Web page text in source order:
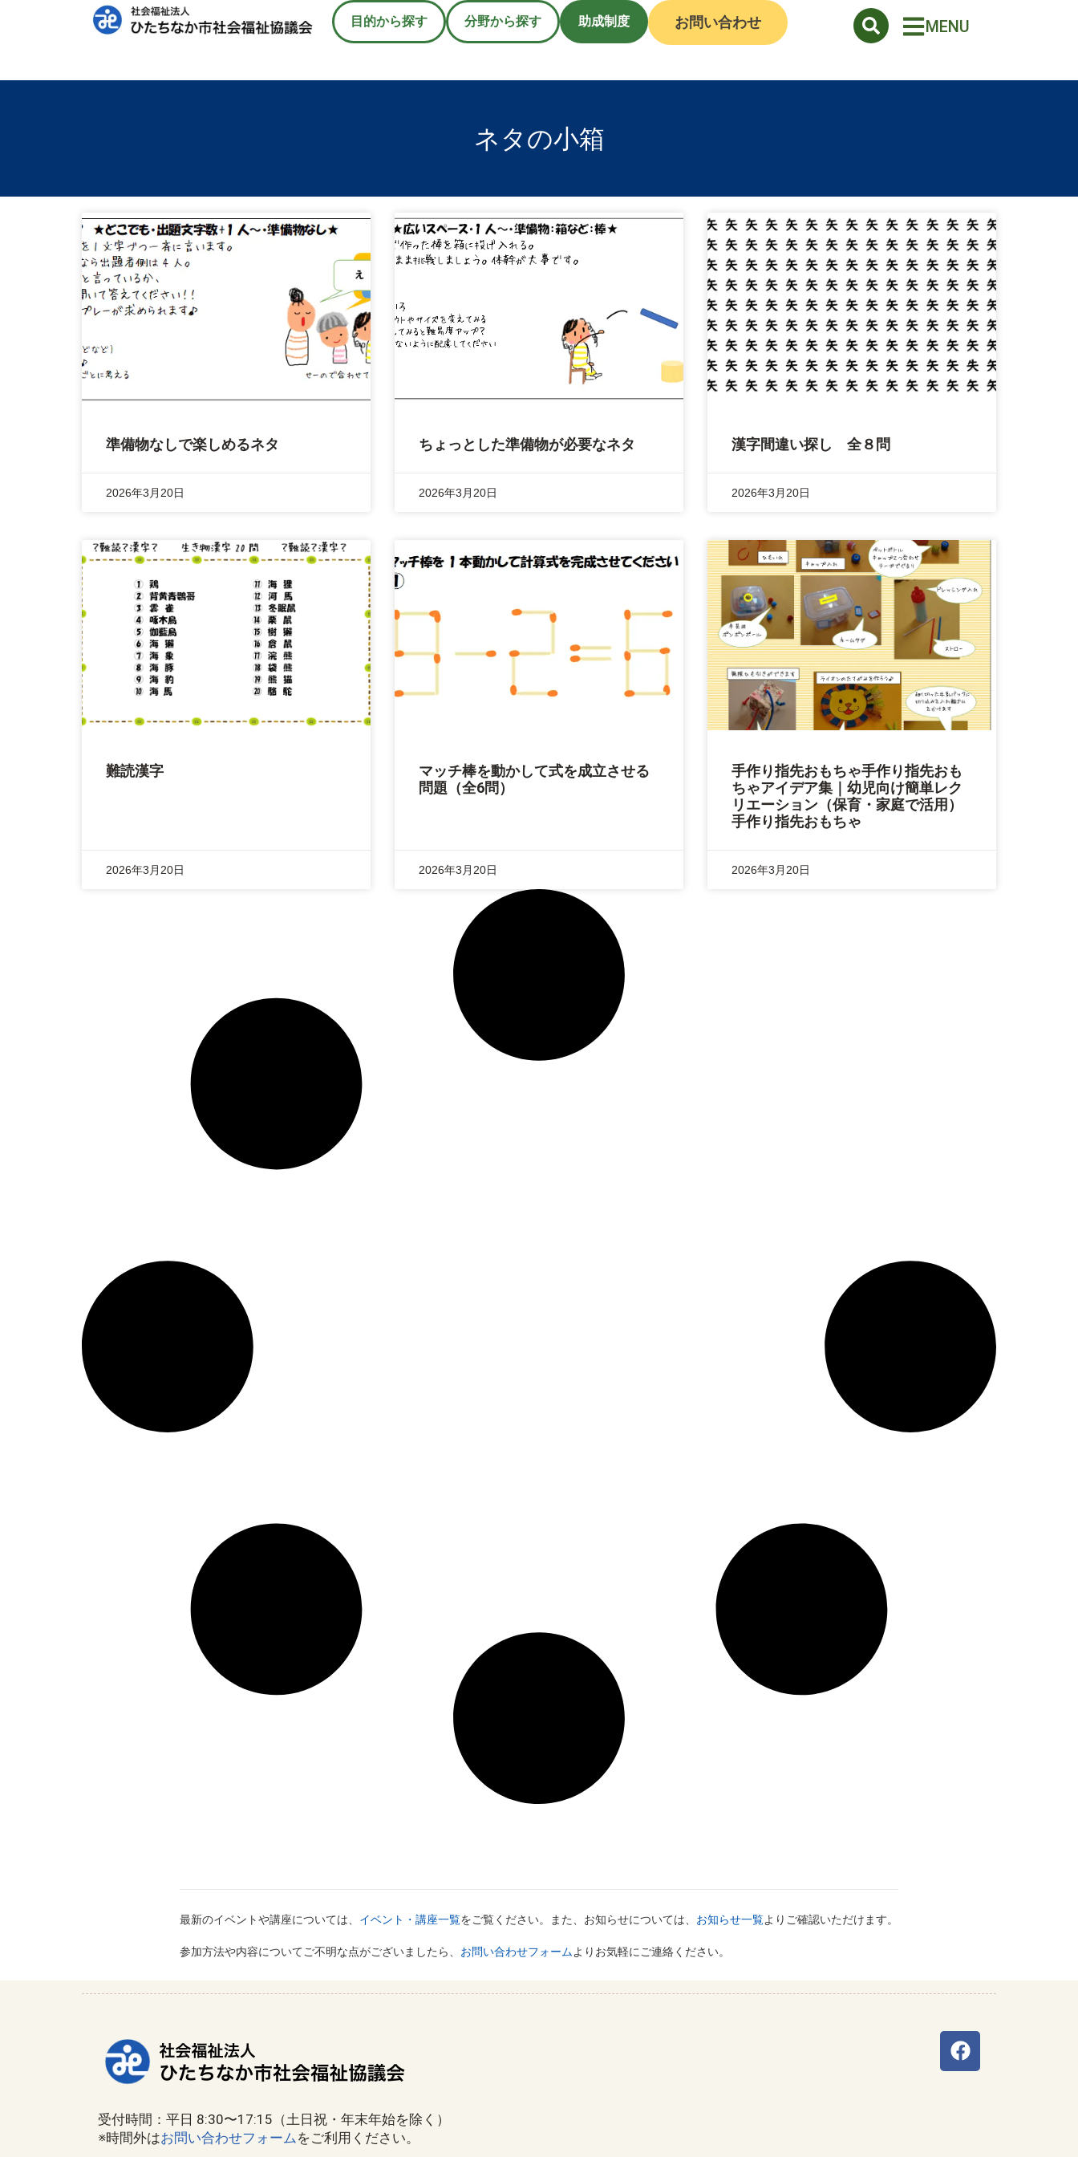
目的から探す 分野から探す 助成制度 お問い合わせ MENU
ネタの小箱
準備物なしで楽しめるネタ
2026年3月20日
ちょっとした準備物が必要なネタ
2026年3月20日
漢字間違い探し 全８問
2026年3月20日
難読漢字
2026年3月20日
マッチ棒を動かして式を成立させる
問題（全6問）
2026年3月20日
手作り指先おもちゃ手作り指先おも
ちゃアイデア集｜幼児向け簡単レク
リエーション（保育・家庭で活用）
手作り指先おもちゃ
2026年3月20日
最新のイベントや講座については、 イベント・講座一覧をご覧ください。また、お知らせについては、 お知らせ一覧よりご確認いただけます。
参加方法や内容についてご不明な点がございましたら、 お問い合わせフォームよりお気軽にご連絡ください。
受付時間：平日 8:30〜17:15（土日祝・年末年始を除く）
※時間外はお問い合わせフォーム をご利用ください。